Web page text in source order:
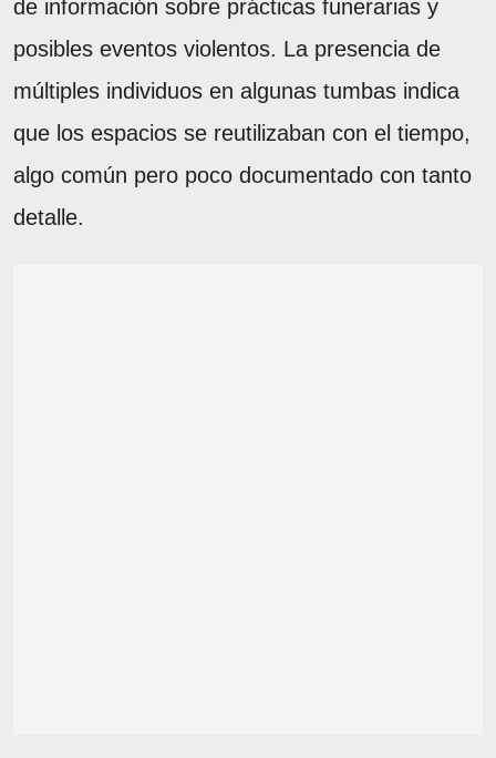
de información sobre prácticas funerarias y
posibles eventos violentos. La presencia de
múltiples individuos en algunas tumbas indica
que los espacios se reutilizaban con el tiempo,
algo común pero poco documentado con tanto
detalle.